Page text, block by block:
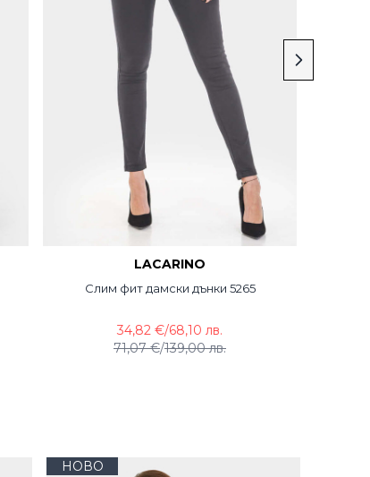
LACARINO
Слим фит дамски дънки 5265
71,07 €/139,00 лв.
34,82 €/68,10 лв.
НОВО